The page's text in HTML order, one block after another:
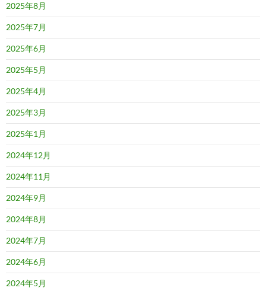
2025年8月
2025年7月
2025年6月
2025年5月
2025年4月
2025年3月
2025年1月
2024年12月
2024年11月
2024年9月
2024年8月
2024年7月
2024年6月
2024年5月